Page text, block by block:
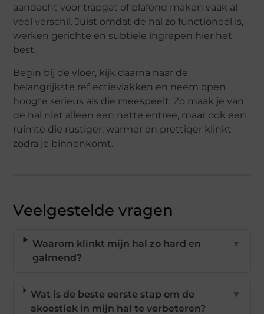
aandacht voor trapgat of plafond maken vaak al
veel verschil. Juist omdat de hal zo functioneel is,
werken gerichte en subtiele ingrepen hier het
best.
Begin bij de vloer, kijk daarna naar de
belangrijkste reflectievlakken en neem open
hoogte serieus als die meespeelt. Zo maak je van
de hal niet alleen een nette entree, maar ook een
ruimte die rustiger, warmer en prettiger klinkt
zodra je binnenkomt.
Veelgestelde vragen
Waarom klinkt mijn hal zo hard en
galmend?
▼
Wat is de beste eerste stap om de
akoestiek in mijn hal te verbeteren?
▼